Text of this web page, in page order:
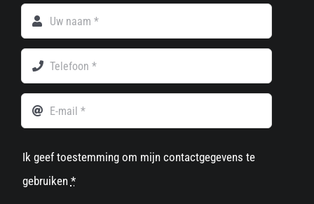
Ik geef toestemming om mijn contactgegevens te
gebruiken *